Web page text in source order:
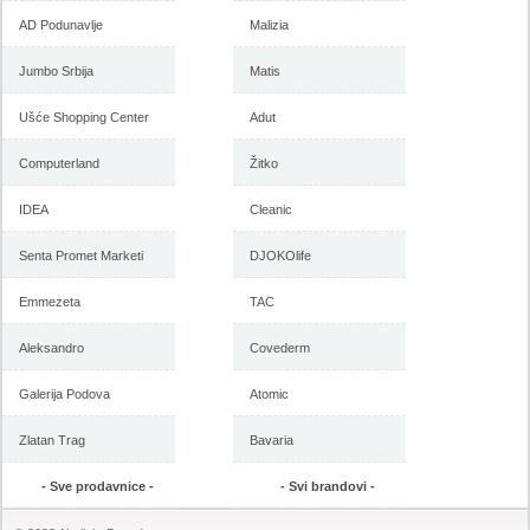
Vitorog katalog nameštaja,
Vitorog akcija, katalog
AD Podunavlje
Jumbo Srbija
Ušće Shopping Center
Computerland
IDEA
Senta Promet Marketi
Emmezeta
Aleksandro
Galerija Podova
Zlatan Trag
- Sve prodavnice -
Malizia
Matis
Adut
Žitko
Cleanic
DJOKOlife
TAC
Covederm
Atomic
Bavaria
- Svi brandovi -